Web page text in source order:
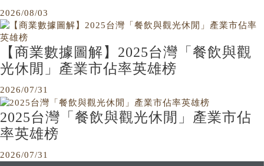
2026/08/03
【商業數據圖解】2025台灣「餐飲與觀
光休閒」產業市佔率英雄榜
2026/07/31
2025台灣「餐飲與觀光休閒」產業市佔
率英雄榜
2026/07/31